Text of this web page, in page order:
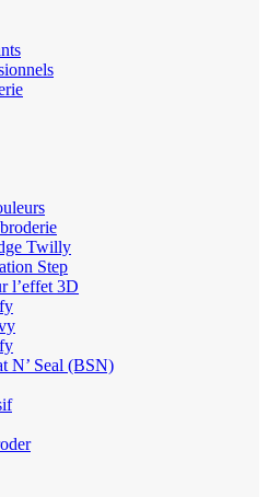
Twilly
Step
l’effet 3D
N’ Seal (BSN)